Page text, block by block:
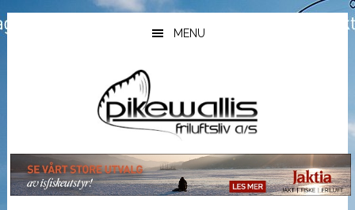
Hopp
til
Hopp
til
Hopp
til
MENU